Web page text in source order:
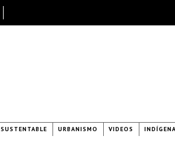
SUSTENTABLE URBANISMO VIDEOS INDÍGENA